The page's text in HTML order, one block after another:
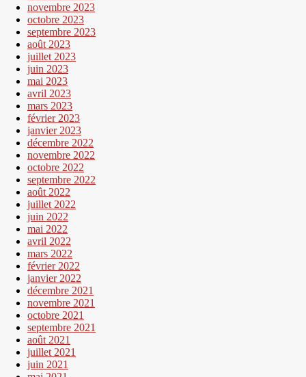
novembre 2023
octobre 2023
septembre 2023
août 2023
juillet 2023
juin 2023
mai 2023
avril 2023
mars 2023
février 2023
janvier 2023
décembre 2022
novembre 2022
octobre 2022
septembre 2022
août 2022
juillet 2022
juin 2022
mai 2022
avril 2022
mars 2022
février 2022
janvier 2022
décembre 2021
novembre 2021
octobre 2021
septembre 2021
août 2021
juillet 2021
juin 2021